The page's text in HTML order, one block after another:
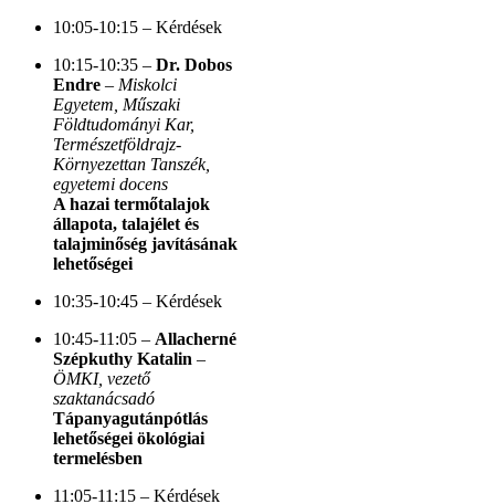
10:05-10:15 – Kérdések
10:15-10:35 – Dr. Dobos
Endre – Miskolci
Egyetem, Műszaki
Földtudományi Kar,
Természetföldrajz-
Környezettan Tanszék,
egyetemi docens
A hazai termőtalajok
állapota, talajélet és
talajminőség javításának
lehetőségei
10:35-10:45 – Kérdések
10:45-11:05 – Allacherné
Szépkuthy Katalin –
ÖMKI, vezető
szaktanácsadó
Tápanyagutánpótlás
lehetőségei ökológiai
termelésben
11:05-11:15 – Kérdések